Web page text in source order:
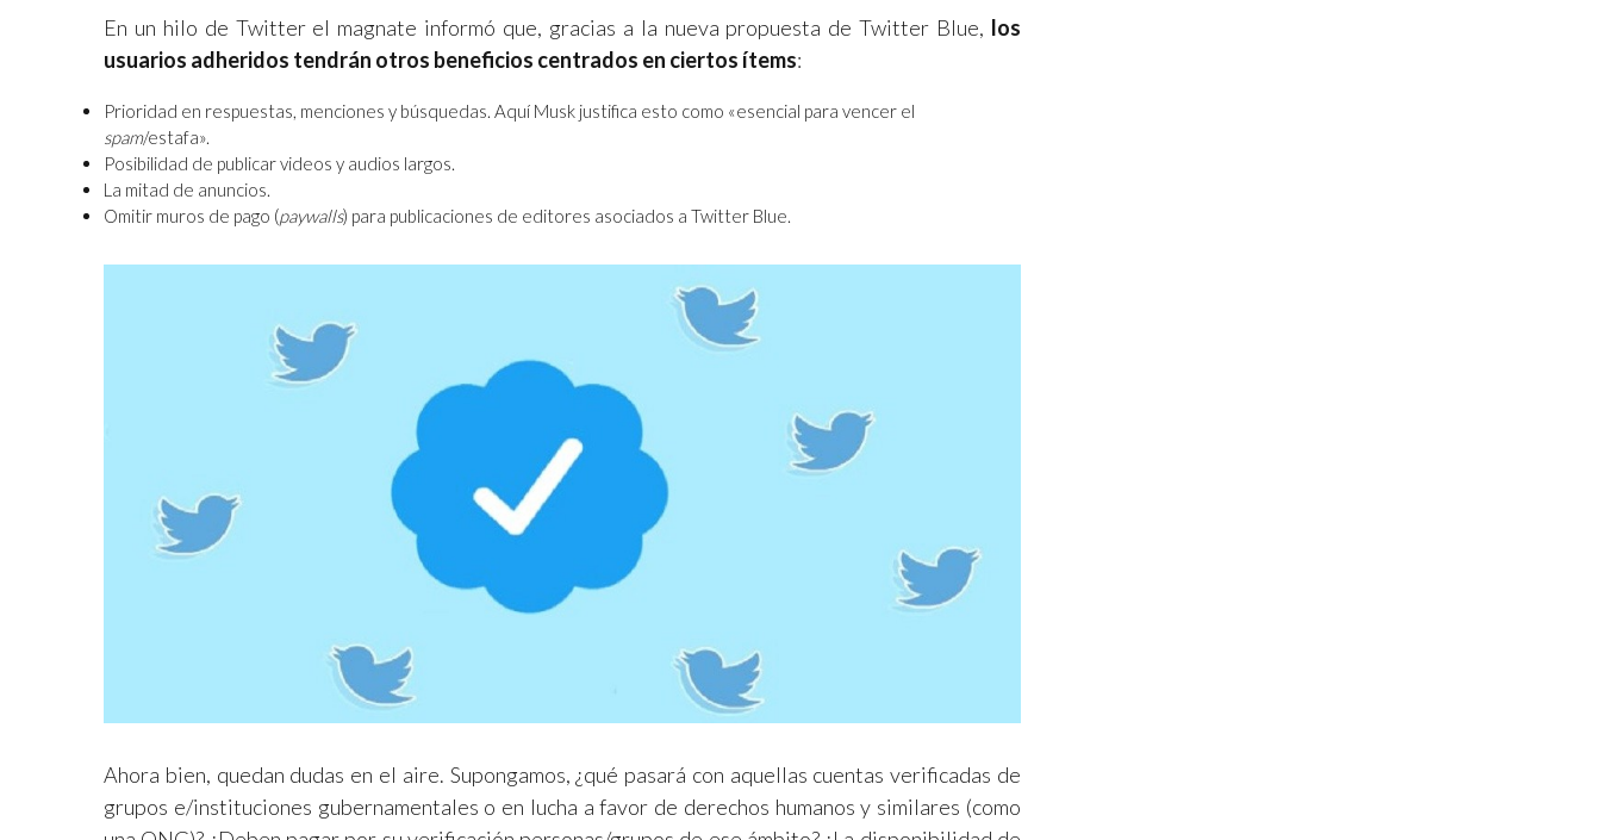
En un hilo de Twitter el magnate informó que, gracias a la nueva propuesta de Twitter Blue, los
usuarios adheridos tendrán otros beneficios centrados en ciertos ítems:
Prioridad en respuestas, menciones y búsquedas. Aquí Musk justifica esto como «esencial para vencer el
spam/estafa».
Posibilidad de publicar videos y audios largos.
La mitad de anuncios.
Omitir muros de pago (paywalls) para publicaciones de editores asociados a Twitter Blue.
Ahora bien, quedan dudas en el aire. Supongamos, ¿qué pasará con aquellas cuentas verificadas de
grupos e/instituciones gubernamentales o en lucha a favor de derechos humanos y similares (como